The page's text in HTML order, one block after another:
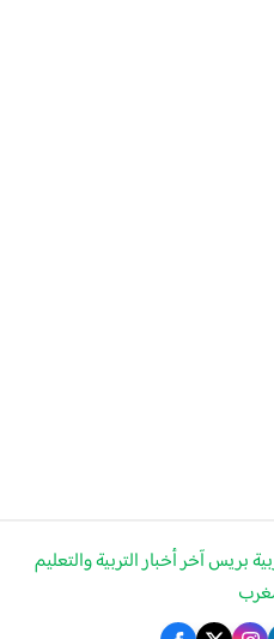
بريس آخر أخبار التربية والتعليم